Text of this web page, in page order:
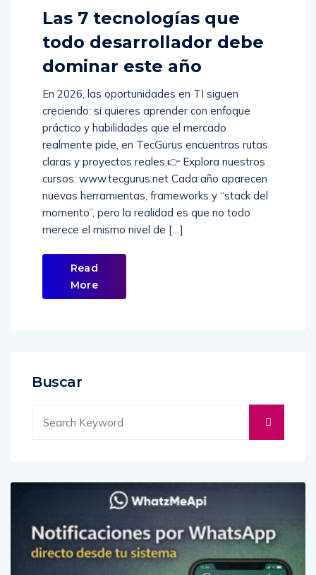
Las 7 tecnologías que
todo desarrollador debe
dominar este año
En 2026, las oportunidades en TI siguen
creciendo: si quieres aprender con enfoque
práctico y habilidades que el mercado
realmente pide, en TecGurus encuentras rutas
claras y proyectos reales.👉 Explora nuestros
cursos: www.tecgurus.net Cada año aparecen
nuevas herramientas, frameworks y “stack del
momento”, pero la realidad es que no todo
merece el mismo nivel de […]
Read
More
Buscar